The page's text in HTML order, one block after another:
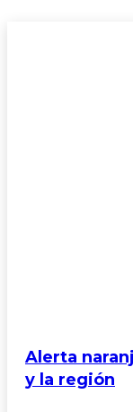
Alerta
y la región